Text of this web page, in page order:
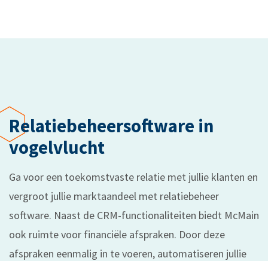
Relatiebeheersoftware in
vogelvlucht
Ga voor een toekomstvaste relatie met jullie klanten en
vergroot jullie marktaandeel met relatiebeheer
software. Naast de CRM-functionaliteiten biedt McMain
ook ruimte voor financiële afspraken. Door deze
afspraken eenmalig in te voeren, automatiseren jullie